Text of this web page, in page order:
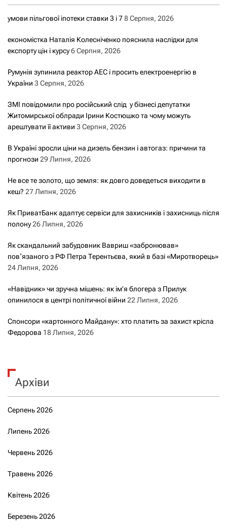
і
з
а
а
и
с
м
и
умови пільгової іпотеки ставки 3 і 78 Серпня, 2026
економістка Наталія Колесніченко пояснила наслідки для
експорту цін і курсу6 Серпня, 2026
Румунія зупинила реактор АЕС і просить електроенергію в
України 3 Серпня, 2026
ЗМІ повідомили про російський слід у бізнесі депутатки
Житомирської облради Ірини Костюшко та чому можуть
арештувати її активи 3 Серпня, 2026
В Україні зросли ціни на дизель бензин і автогаз: причини та
прогнози 29 Липня, 2026
Не все те золото, що земля: як довго доведеться виходити в
кеш? 27 Липня, 2026
Як ПриватБанк адаптує сервіси для захисників і захисниць після
полону26 Липня, 2026
Як скандальний забудовник Вавриш «забронював»
повʼязаного з РФ Петра Терентьєва, який в базі «Миротворець»
24 Липня, 2026
«Навідник» чи зручна мішень: як ім’я блогера з Прилук
опинилося в центрі політичної війни 22 Липня, 2026
Спонсори «картонного Майдану»: хто платить за захист крісла
Федорова 18 Липня, 2026
Архіви
Серпень 2026
Липень 2026
Червень 2026
Травень 2026
Квітень 2026
Березень 2026